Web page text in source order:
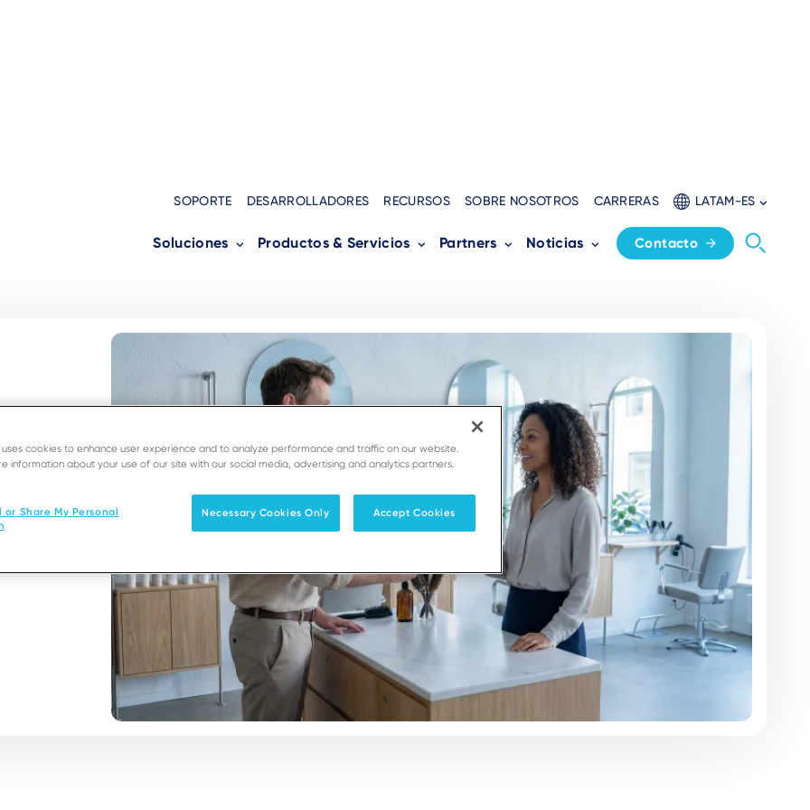
SOPORTE DESARROLLADORES RECURSOS SOBRE NOSOTROS CARRERAS LATAM-ES
Soluciones Productos & Servicios Partners Noticias Contacto
uses cookies to enhance user experience and to analyze performance and traffic on our website.
information about your use of our site with our social media, advertising and analytics partners.
or Share My Personal
Necessary Cookies Only Accept Cookies